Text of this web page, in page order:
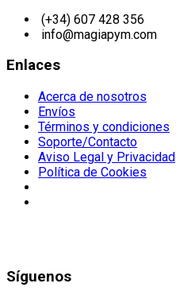
(+34) 607 428 356
info@magiapym.com
Enlaces
Acerca de nosotros
Envíos
Términos y condiciones
Soporte/Contacto
Aviso Legal y Privacidad
Política de Cookies
Síguenos